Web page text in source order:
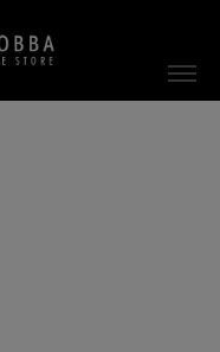
。
ため表示できませ